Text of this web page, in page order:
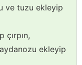
ve tuzu ekleyip
çırpın,
ekleyip